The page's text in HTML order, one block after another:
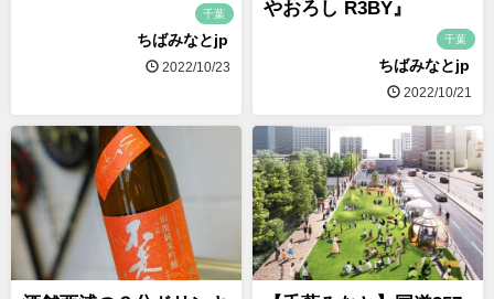
千葉
ちばみなとjp
2022/10/23
やおろし R3BY』
千葉
ちばみなとjp
2022/10/21